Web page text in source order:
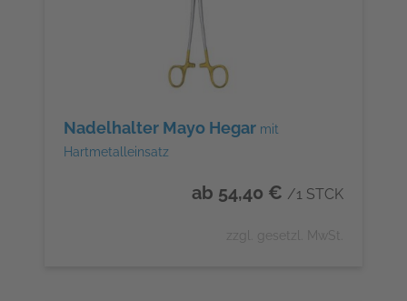
Nadelhalter Mayo Hegar mit
Hartmetalleinsatz
ab 54,40 € /1 STCK
zzgl. gesetzl. MwSt.